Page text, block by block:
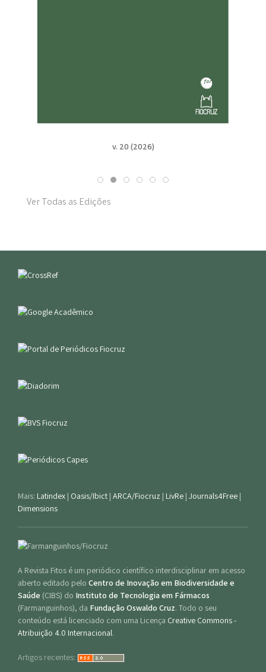
v. 19 n. Suppl. 1 (2025)
Ver Todas as Edições
Mais: Latindex | Oasis/Ibict | ARCA/Fiocruz | LivRe | Journals4Free |
Dimensions
A Revista Fitos é um periódico científico interdisciplinar em acesso
aberto editado pelo Centro de Inovação em Biodiversidade e
Saúde (CIBS) do Instituto de Tecnologia em Fármacos
(Farmanguinhos), da Fundação Oswaldo Cruz. Todo o seu
conteúdo está licenciado com uma Licença Creative Commons -
Atribuição 4.0 Internacional.
Artigos recentes: